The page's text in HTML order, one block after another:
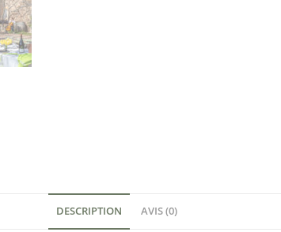
DESCRIPTION AVIS (0)